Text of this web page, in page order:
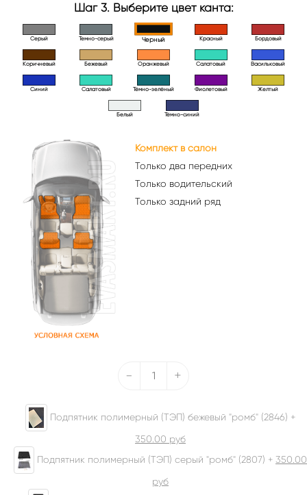
Шаг 3. Выберите цвет канта:
Серый Темно-серый Черный Красный Бордовый
Коричневый Бежевый Оранжевый Салатовый Васильковый
Синий Салатовый Тёмно-зелёный Фиолетовый Желтый
Белый Тёмно-синий
Комплект в салон
Только два передних
Только водительский
Только задний ряд
- +
Подпятник полимерный (ТЭП) бежевый "ромб" (2846) +
350.00 руб
Подпятник полимерный (ТЭП) серый "ромб" (2807) + 350.00
руб